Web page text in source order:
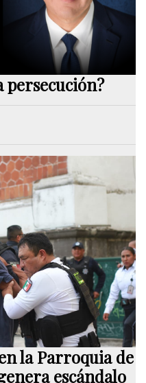
persecución?
la Parroquia de
escándalo